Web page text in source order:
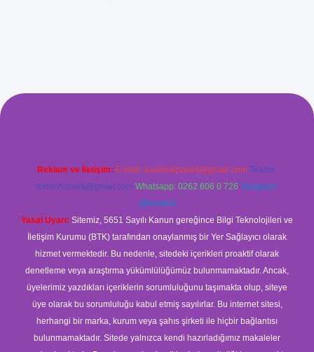
Reklam ve İletişim: E-mail: backlinkpaneli@gmail.com Teams:
forumhizmeti@gmail.com Whatsapp: 0262 606 0 726 Telegram:
@karabul
Yasal Uyarı: Sitemiz, 5651 Sayılı Kanun gereğince Bilgi Teknolojileri ve
İletişim Kurumu (BTK) tarafından onaylanmış bir Yer Sağlayıcı olarak
hizmet vermektedir. Bu nedenle, sitedeki içerikleri proaktif olarak
denetleme veya araştırma yükümlülüğümüz bulunmamaktadır. Ancak,
üyelerimiz yazdıkları içeriklerin sorumluluğunu taşımakta olup, siteye
üye olarak bu sorumluluğu kabul etmiş sayılırlar. Bu internet sitesi,
herhangi bir marka, kurum veya şahıs şirketi ile hiçbir bağlantısı
bulunmamaktadır. Sitede yalnızca kendi hazırladığımız makaleler